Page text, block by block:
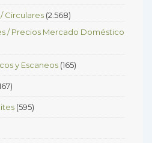
Circulares (2.568)
/ Precios Mercado Doméstico
y Escaneos (165)
(595)